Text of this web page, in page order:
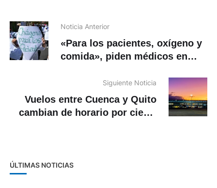
Noticia Anterior
«Para los pacientes, oxígeno y
comida», piden médicos en
Siguiente Noticia
Vuelos entre Cuenca y Quito
cambian de horario por cierre
ÚLTIMAS NOTICIAS